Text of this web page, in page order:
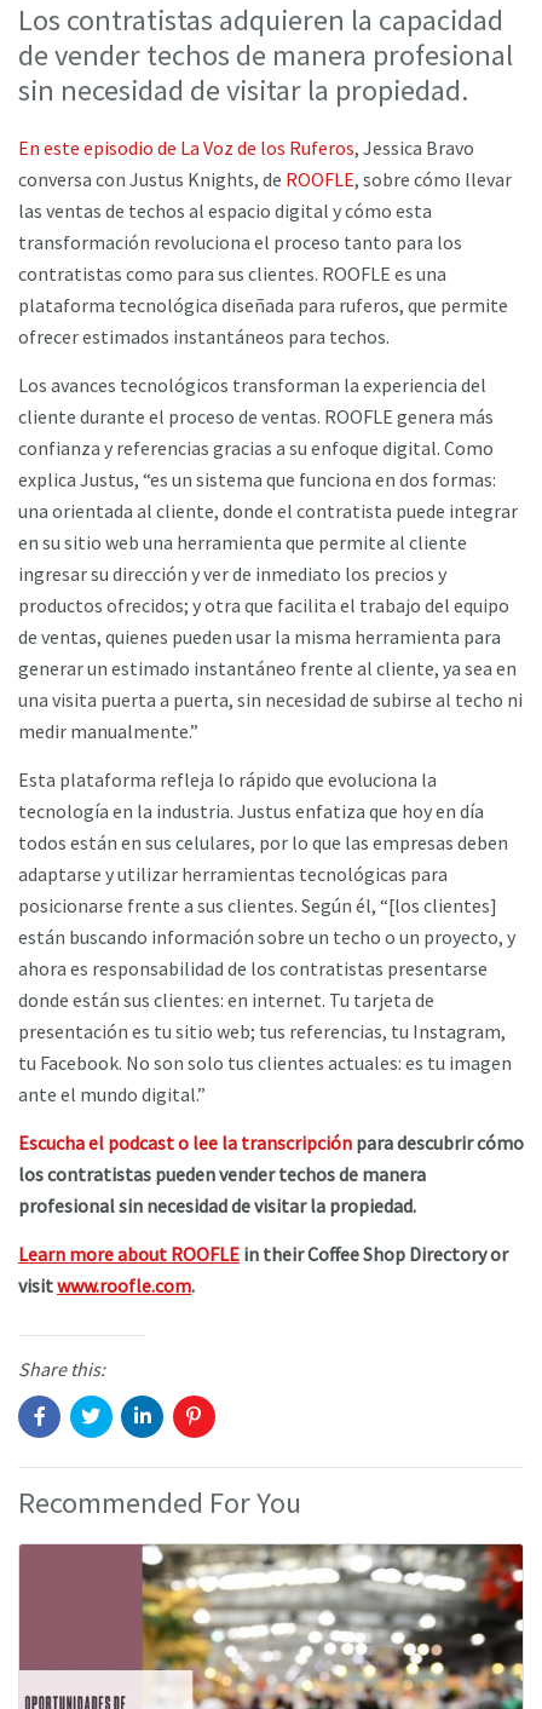
Los contratistas adquieren la capacidad
de vender techos de manera profesional
sin necesidad de visitar la propiedad.
En este episodio de La Voz de los Ruferos, Jessica Bravo
conversa con Justus Knights, de ROOFLE, sobre cómo llevar
las ventas de techos al espacio digital y cómo esta
transformación revoluciona el proceso tanto para los
contratistas como para sus clientes. ROOFLE es una
plataforma tecnológica diseñada para ruferos, que permite
ofrecer estimados instantáneos para techos.
Los avances tecnológicos transforman la experiencia del
cliente durante el proceso de ventas. ROOFLE genera más
confianza y referencias gracias a su enfoque digital. Como
explica Justus, “es un sistema que funciona en dos formas:
una orientada al cliente, donde el contratista puede integrar
en su sitio web una herramienta que permite al cliente
ingresar su dirección y ver de inmediato los precios y
productos ofrecidos; y otra que facilita el trabajo del equipo
de ventas, quienes pueden usar la misma herramienta para
generar un estimado instantáneo frente al cliente, ya sea en
una visita puerta a puerta, sin necesidad de subirse al techo ni
medir manualmente.”
Esta plataforma refleja lo rápido que evoluciona la
tecnología en la industria. Justus enfatiza que hoy en día
todos están en sus celulares, por lo que las empresas deben
adaptarse y utilizar herramientas tecnológicas para
posicionarse frente a sus clientes. Según él, “[los clientes]
están buscando información sobre un techo o un proyecto, y
ahora es responsabilidad de los contratistas presentarse
donde están sus clientes: en internet. Tu tarjeta de
presentación es tu sitio web; tus referencias, tu Instagram,
tu Facebook. No son solo tus clientes actuales: es tu imagen
ante el mundo digital.”
Escucha el podcast o lee la transcripción para descubrir cómo
los contratistas pueden vender techos de manera
profesional sin necesidad de visitar la propiedad.
Learn more about ROOFLE in their Coffee Shop Directory or
visitwww.roofle.com.
Share this:
Recommended For You